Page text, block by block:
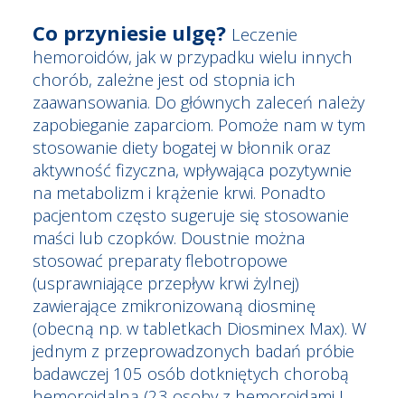
Co przyniesie ulgę? Leczenie
hemoroidów, jak w przypadku wielu innych
chorób, zależne jest od stopnia ich
zaawansowania. Do głównych zaleceń należy
zapobieganie zaparciom. Pomoże nam w tym
stosowanie diety bogatej w błonnik oraz
aktywność fizyczna, wpływająca pozytywnie
na metabolizm i krążenie krwi. Ponadto
pacjentom często sugeruje się stosowanie
maści lub czopków. Doustnie można
stosować preparaty flebotropowe
(usprawniające przepływ krwi żylnej)
zawierające zmikronizowaną diosminę
(obecną np. w tabletkach Diosminex Max). W
jednym z przeprowadzonych badań próbie
badawczej 105 osób dotkniętych chorobą